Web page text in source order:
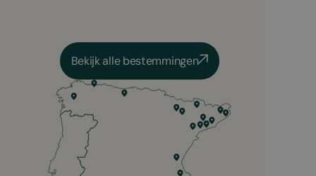
Bekijk alle bestemmingen